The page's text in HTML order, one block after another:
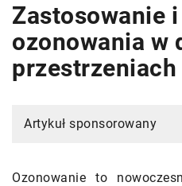
Zastosowanie
ozonowania w
Artykuł sponsorowany
Ozonowanie to